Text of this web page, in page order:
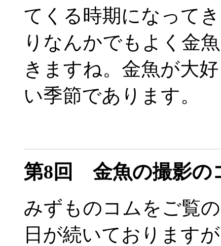
てくる時期になって
りなんかでもよく金
きますね。金魚が大
い季節であります。
第8回 金魚の撮影
みずものコムをご覧
日が続いております